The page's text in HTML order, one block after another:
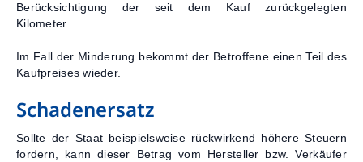
Berücksichtigung der seit dem Kauf zurückgelegten
Kilometer.
Im Fall der Minderung bekommt der Betroffene einen Teil des
Kaufpreises wieder.
Schadenersatz
Sollte der Staat beispielsweise rückwirkend höhere Steuern
fordern, kann dieser Betrag vom Hersteller bzw. Verkäufer